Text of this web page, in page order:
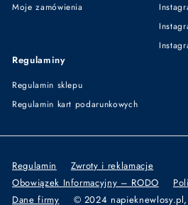
Moje zamówienia
Regulaminy
Regulamin sklepu
Regulamin kart podarunkowych
Regulamin
Zwroty i reklamacje
Obowiązek Informacyjny – RODO
Dane firmy
© 2024